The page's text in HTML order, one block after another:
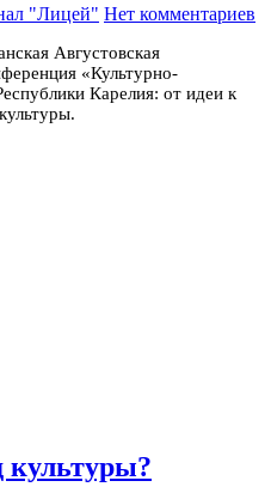
"Лицей" Нет комментариев
Августовская
«Культурно­
Карелия: от идеи к